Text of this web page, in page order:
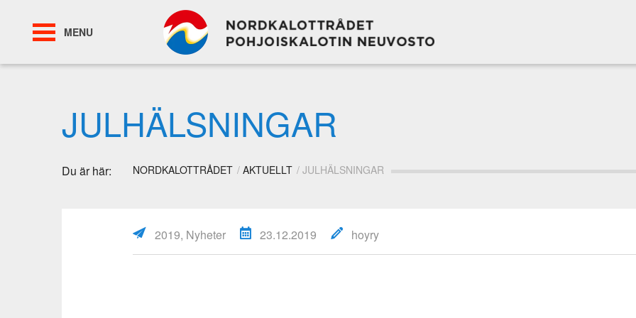
MENU
JULHÄLSNINGAR
Du är här: NORDKALOTTRÅDET AKTUELLT JULHÄLSNINGAR
2019, Nyheter 23.12.2019 hoyry